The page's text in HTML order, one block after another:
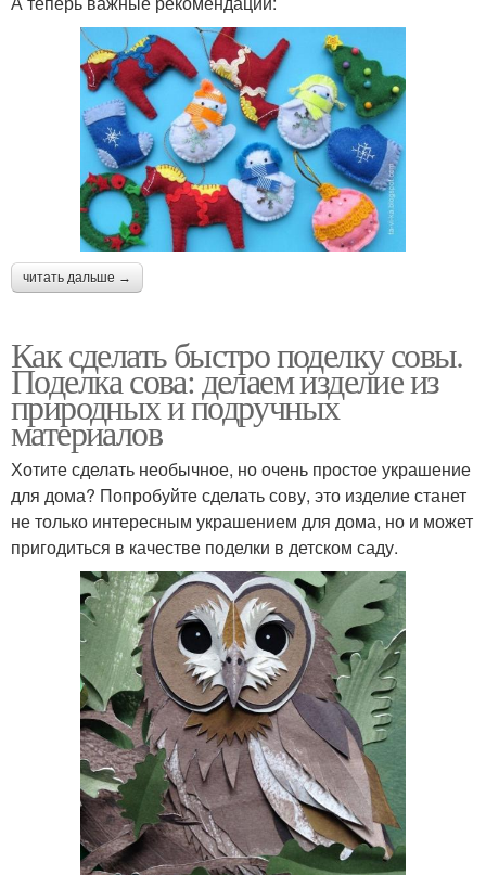
читать дальше →
Как сделать быстро поделку совы.
Поделка сова: делаем изделие из
природных и подручных
материалов
Хотите сделать необычное, но очень простое украшение
для дома? Попробуйте сделать сову, это изделие станет
не только интересным украшением для дома, но и может
пригодиться в качестве поделки в детском саду.